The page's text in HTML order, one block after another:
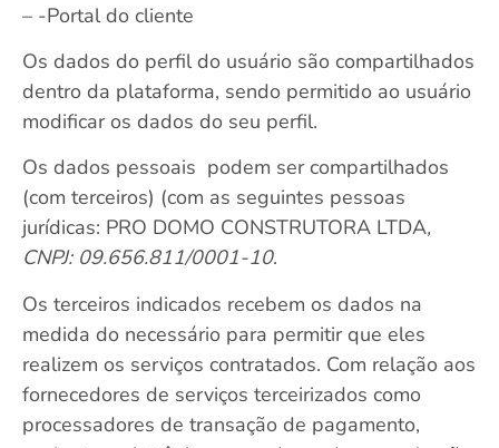
– -Portal do cliente
Os dados do perfil do usuário são compartilhados
dentro da plataforma, sendo permitido ao usuário
modificar os dados do seu perfil.
Os dados pessoais podem ser compartilhados
(com terceiros) (com as seguintes pessoas
jurídicas: PRO DOMO CONSTRUTORA LTDA,
CNPJ: 09.656.811/0001-10.
Os terceiros indicados recebem os dados na
medida do necessário para permitir que eles
realizem os serviços contratados. Com relação aos
fornecedores de serviços terceirizados como
processadores de transação de pagamento,